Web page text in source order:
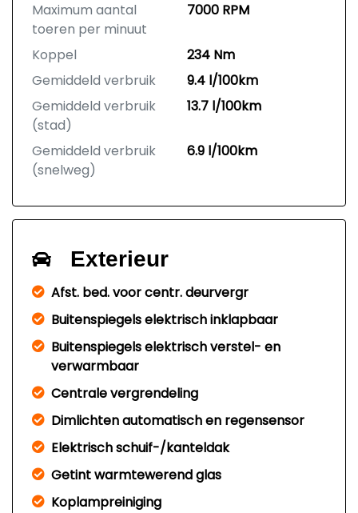
Maximum aantal
toeren per minuut
7000 RPM
Koppel
234 Nm
Gemiddeld verbruik
9.4 l/100km
Gemiddeld verbruik
(stad)
13.7 l/100km
Gemiddeld verbruik
(snelweg)
6.9 l/100km
Exterieur
Afst. bed. voor centr. deurvergr
Buitenspiegels elektrisch inklapbaar
Buitenspiegels elektrisch verstel- en
verwarmbaar
Centrale vergrendeling
Dimlichten automatisch en regensensor
Elektrisch schuif-/kanteldak
Getint warmtewerend glas
Koplampreiniging